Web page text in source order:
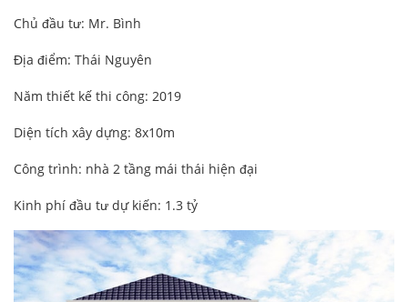
Chủ đầu tư: Mr. Bình
Địa điểm: Thái Nguyên
Năm thiết kế thi công: 2019
Diện tích xây dựng: 8x10m
Công trình: nhà 2 tầng mái thái hiện đại
Kinh phí đầu tư dự kiến: 1.3 tỷ